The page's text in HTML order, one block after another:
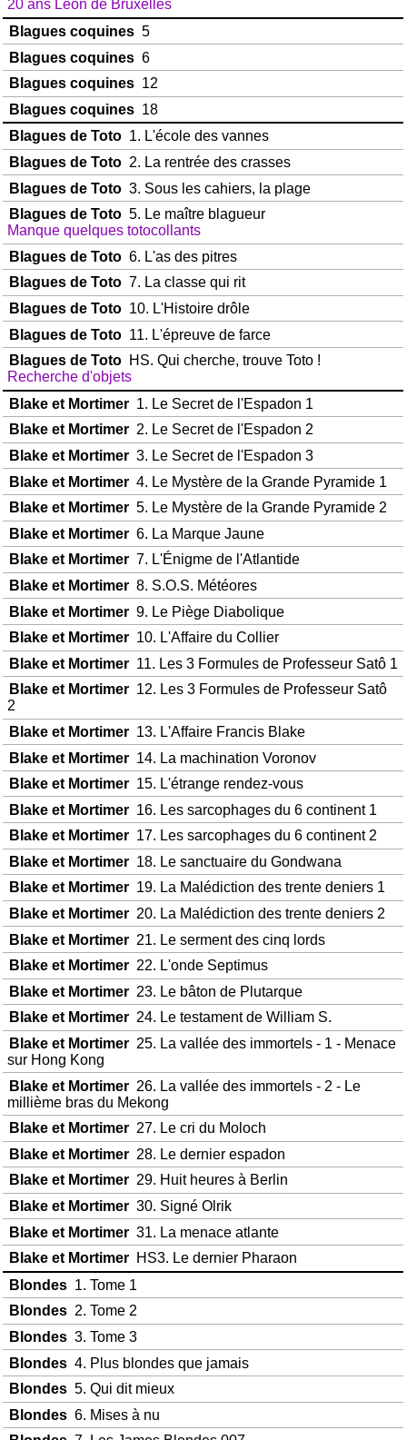
20 ans Léon de Bruxelles
Blagues coquines5
Blagues coquines6
Blagues coquines12
Blagues coquines18
Blagues de Toto1. L'école des vannes
Blagues de Toto2. La rentrée des crasses
Blagues de Toto3. Sous les cahiers, la plage
Blagues de Toto5. Le maître blagueur
Manque quelques totocollants
Blagues de Toto6. L'as des pitres
Blagues de Toto7. La classe qui rit
Blagues de Toto10. L'Histoire drôle
Blagues de Toto11. L'épreuve de farce
Blagues de TotoHS. Qui cherche, trouve Toto !
Recherche d'objets
Blake et Mortimer1. Le Secret de l'Espadon 1
Blake et Mortimer2. Le Secret de l'Espadon 2
Blake et Mortimer3. Le Secret de l'Espadon 3
Blake et Mortimer4. Le Mystère de la Grande Pyramide 1
Blake et Mortimer5. Le Mystère de la Grande Pyramide 2
Blake et Mortimer6. La Marque Jaune
Blake et Mortimer7. L'Énigme de l'Atlantide
Blake et Mortimer8. S.O.S. Météores
Blake et Mortimer9. Le Piège Diabolique
Blake et Mortimer10. L'Affaire du Collier
Blake et Mortimer11. Les 3 Formules de Professeur Satô 1
Blake et Mortimer12. Les 3 Formules de Professeur Satô
2
Blake et Mortimer13. L'Affaire Francis Blake
Blake et Mortimer14. La machination Voronov
Blake et Mortimer15. L'étrange rendez-vous
Blake et Mortimer16. Les sarcophages du 6 continent 1
Blake et Mortimer17. Les sarcophages du 6 continent 2
Blake et Mortimer18. Le sanctuaire du Gondwana
Blake et Mortimer19. La Malédiction des trente deniers 1
Blake et Mortimer20. La Malédiction des trente deniers 2
Blake et Mortimer21. Le serment des cinq lords
Blake et Mortimer22. L'onde Septimus
Blake et Mortimer23. Le bâton de Plutarque
Blake et Mortimer24. Le testament de William S.
Blake et Mortimer25. La vallée des immortels - 1 - Menace
sur Hong Kong
Blake et Mortimer26. La vallée des immortels - 2 - Le
millième bras du Mekong
Blake et Mortimer27. Le cri du Moloch
Blake et Mortimer28. Le dernier espadon
Blake et Mortimer29. Huit heures à Berlin
Blake et Mortimer30. Signé Olrik
Blake et Mortimer31. La menace atlante
Blake et MortimerHS3. Le dernier Pharaon
Blondes1. Tome 1
Blondes2. Tome 2
Blondes3. Tome 3
Blondes4. Plus blondes que jamais
Blondes5. Qui dit mieux
Blondes6. Mises à nu